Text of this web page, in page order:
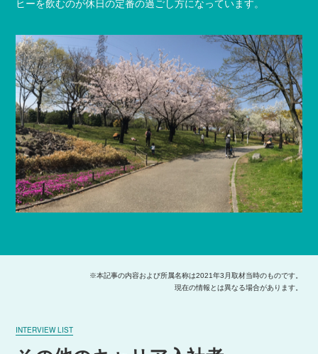
ヒーを飲むのが休日の定番の過ごし方になっています。
※本記事の内容および所属名称は2021年3月取材当時のものです。
現在の情報とは異なる場合があります。
INTERVIEW LIST